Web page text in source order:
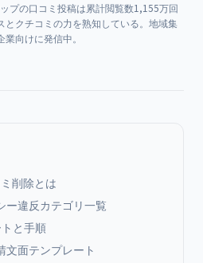
プの口コミ投稿は累計閲覧数1,155万回
とクチコミの力を熟知している。地域集
向けに発信中。
削除とは
ー違反カテゴリ一覧
と手順
文面テンプレート